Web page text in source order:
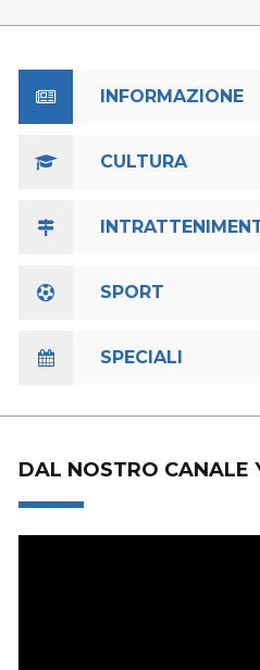
INFORMAZIONE
CULTURA
SPORT
SPECIALI
DAL NOSTRO CANALE